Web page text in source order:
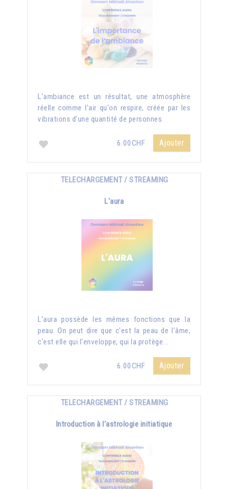
L'ambiance est un résultat, une atmosphère
réelle comme l'air qu'on respire, créée par les
vibrations d'une quantité de personnes.
6.00CHF Ajouter
TELECHARGEMENT / STREAMING
L'aura
L'aura possède les mêmes fonctions que la
peau. On peut dire que c'est la peau de l'âme,
c'est elle qui l'enveloppe, qui la protège...
6.00CHF Ajouter
TELECHARGEMENT / STREAMING
Introduction à l'astrologie initiatique